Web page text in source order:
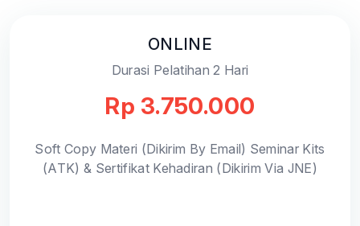
ONLINE
Durasi Pelatihan 2 Hari
Rp 3.750.000
Soft Copy Materi (Dikirim By Email) Seminar Kits
(ATK) & Sertifikat Kehadiran (Dikirim Via JNE)